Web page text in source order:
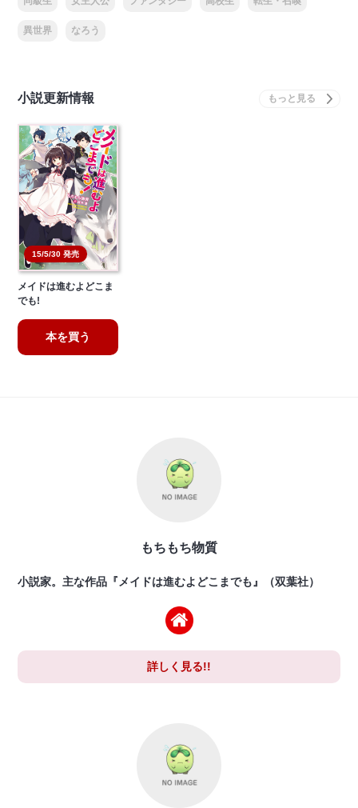
異世界 なろう
小説更新情報
15/5/30 発売
メイドは進むよどこま
でも!
本を買う
もちもち物質
小説家。主な作品『メイドは進むよどこまでも』（双葉社）
詳しく見る!!